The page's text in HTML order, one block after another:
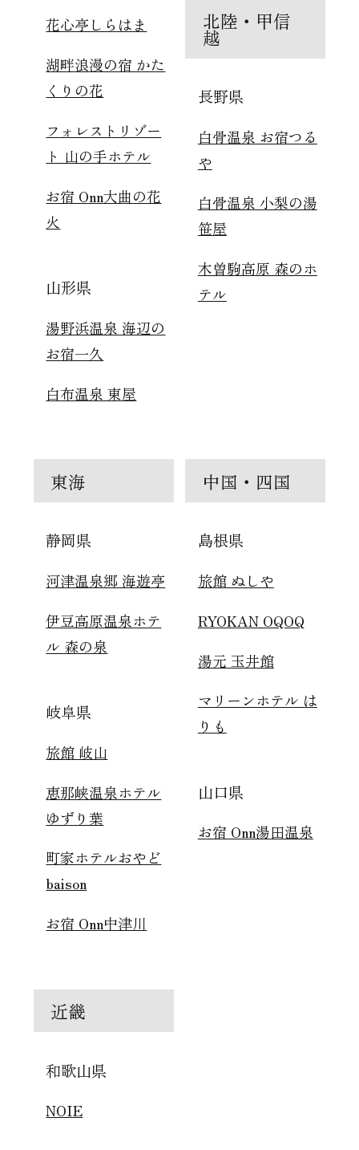
花心亭しらはま
湖畔浪漫の宿 かた
くりの花
フォレストリゾー
ト 山の手ホテル
お宿 Onn大曲の花
火
山形県
湯野浜温泉 海辺の
お宿一久
白布温泉 東屋
北陸・甲信
越
長野県
白骨温泉 お宿つる
や
白骨温泉 小梨の湯
笹屋
木曽駒高原 森のホ
テル
東海
静岡県
河津温泉郷 海遊亭
伊豆高原温泉ホテ
ル 森の泉
岐阜県
旅館 岐山
恵那峡温泉ホテル
ゆずり葉
町家ホテルおやど
baison
お宿 Onn中津川
近畿
和歌山県
NOIE
中国・四国
島根県
旅館 ぬしや
RYOKAN OQOQ
湯元 玉井館
マリーンホテル は
りも
山口県
お宿 Onn湯田温泉